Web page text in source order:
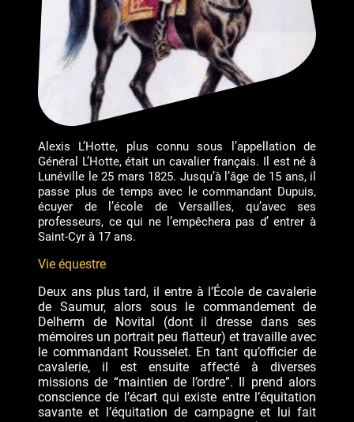
Alexis L’Hotte, plus connu sous l’appellation de
Général L’Hotte, était un cavalier français. Il est né à
Lunéville le 25 mars 1825. Jusqu’à l’âge de 15 ans, il
passe plus de temps avec le commandant Dupuis,
écuyer de l’école de Versailles, qu’avec ses
professeurs, ce qui ne l’empêchera pas d’ entrer à
Saint-Cyr à 17 ans.
Vie équestre
Deux ans plus tard, il entre à l’École de cavalerie
de Saumur, alors sous le commandement de
Delherm de Novital (dont il dresse dans ses
mémoires un portrait peu flatteur) et travaille avec
le commandant Rousselet. En tant qu’officier de
cavalerie, il est ensuite affecté à diverses
missions de “maintien de l’ordre”. Il prend alors
conscience de l’écart qui existe entre l’équitation
savante et l’équitation de campagne et lui fait